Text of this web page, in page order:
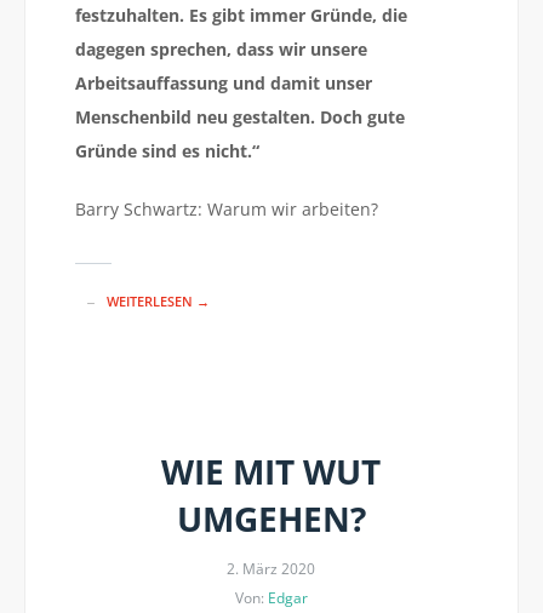
festzuhalten. Es gibt immer Gründe, die
dagegen sprechen, dass wir unsere
Arbeitsauffassung und damit unser
Menschenbild neu gestalten. Doch gute
Gründe sind es nicht.“
Barry Schwartz: Warum wir arbeiten?
WEITERLESEN →
WIE MIT WUT
UMGEHEN?
2. März 2020
Von: Edgar